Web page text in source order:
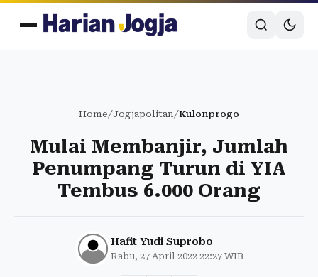
Home/Jogjapolitan/Kulonprogo
Mulai Membanjir, Jumlah
Penumpang Turun di YIA
Tembus 6.000 Orang
Hafit Yudi Suprobo
Rabu, 27 April 2022 22:27 WIB